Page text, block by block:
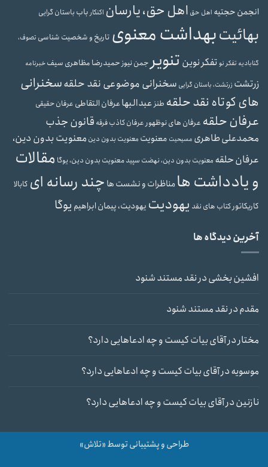
انجمن حجتیه اهل حق اهل حق، یارسان اکنکارباب باستان گرایی
بهائیتبهداشت معنوی تاریخ و شخصیت شناسی تصوف،
گنابادیه تفکر نوتفکر نوین تنویر جمن نیوزحمیدرضا مظاهری سیفخبرنامه
زرتشت زرتشت، باستان گرایی سخنرانی موضوعی نقد حلقهسخنرانی
های کوتاه نقد حلقه طنزعبدالبهاعرفان التقاطی عرفان حقیقی
عرفان حلقه عرفان های نوظهورعرفان کاذبفرقه قانون جذب
محمدعلی طاهری مسیحیت معنویت معنویت بدون دین معنویت بدون دین،
عرفان حلقه معنویت بدون دین، نهضت سپیدمعنویت بدون دین، یوگا مقالات
و یادداشت هامناظرات و نشست ها چند رسانه ای کابالا
کاریکاتورکتاب های نقد یهودیت یهودیت، پیمان ابراهیم یوگا
آخرین دیدگاه ها
افشین بخشیدرنقد مستند شنود
مقدمدرنقد مستند شنود
مختاردرآقای بیات کیست و چه ادعاهایی دارد؟
موسویهدرآقای بیات کیست و چه ادعاهایی دارد؟
نازنیندرآقای بیات کیست و چه ادعاهایی دارد؟
طراحی و پشتیبانی توسط «تلاش»